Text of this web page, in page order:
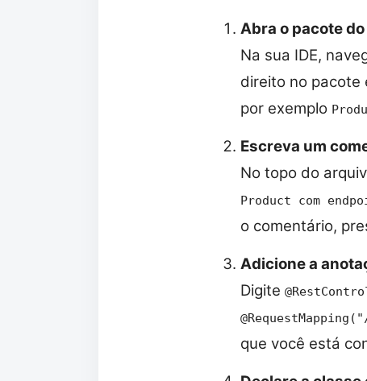
Abra o pacote
Na sua IDE,
direito no pacote
por exemplo
Escreva um
No topo do
Product com
o comentário,
Adicione a
Digite
que você está